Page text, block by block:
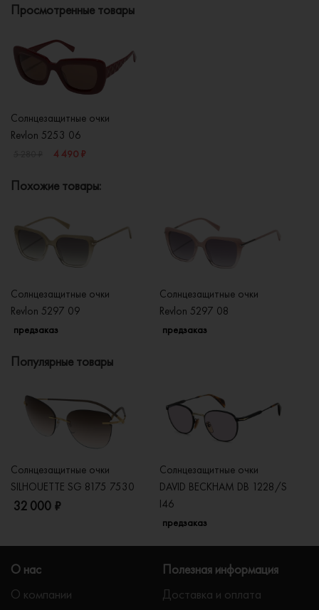
Просмотренные товары
Солнцезащитные очки
Revlon 5253 06
4 490 ₽
Похожие товары:
Солнцезащитные очки
Revlon 5297 09
предзаказ
Солнцезащитные очки
Revlon 5297 08
предзаказ
Популярные товары
Солнцезащитные очки
SILHOUETTE SG 8175 7530
32 000 ₽
Солнцезащитные очки
DAVID BECKHAM DB 1228/S
I46
предзаказ
О нас
О компании
Полезная информация
Доставка и оплата